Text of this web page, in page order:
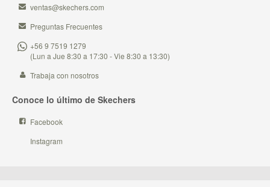
ventas@skechers.com
Preguntas Frecuentes
+56 9 7519 1279
(Lun a Jue 8:30 a 17:30 - Vie 8:30 a 13:30)
Trabaja con nosotros
Conoce lo último de Skechers
Facebook
Instagram